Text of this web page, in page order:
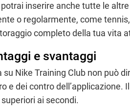
inserire anche tutte le
o regolarmente, come
completo della tua vita
e svantaggi
su Nike Training Club non può
e dei contro dell’applicazione.
ai secondi.